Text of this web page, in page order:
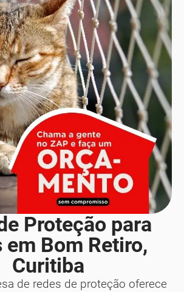
Proteção para
em Bom Retiro,
Curitiba
de redes de proteção oferece